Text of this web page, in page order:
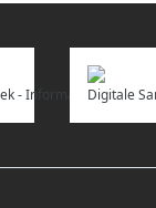
Digitale